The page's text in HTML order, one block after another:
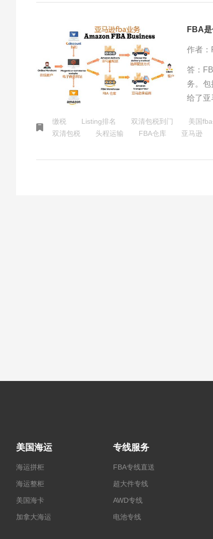
FBA
作者：
答：
务。
给了亚
缴税 Listing排名 双清包税到门 美国
双清包税
头程运输 FBA仓库 亚马逊
美国海运
海运拼柜
海运整柜
美国海卡
加拿大海运
专线服务
FBA专线直送
超大件专线
AWD专线
电池专线